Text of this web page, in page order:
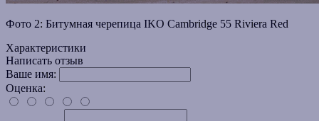
Фото 2: Битумная черепица IKO Cambridge 55 Riviera Red
Характеристики
Написать отзыв
Ваше имя:
Оценка: